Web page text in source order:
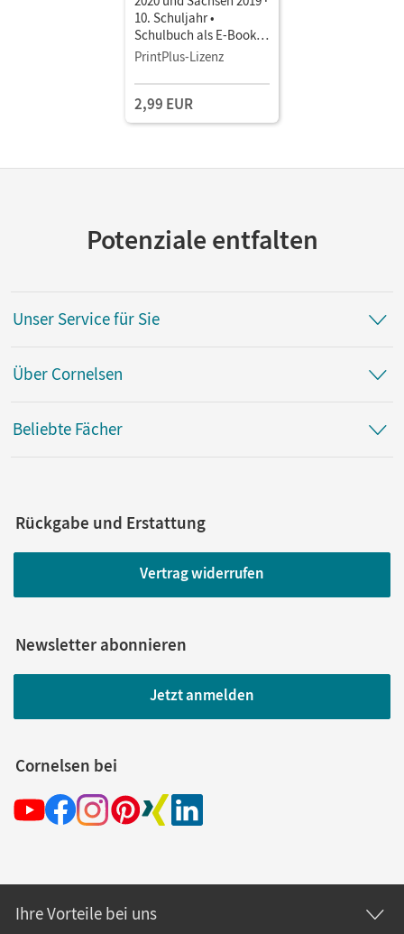
10. Schuljahr •
Schulbuch als E-Book
Mit Medien
PrintPlus-Lizenz
2,99 EUR
Potenziale entfalten
Unser Service für Sie
Über Cornelsen
Beliebte Fächer
Rückgabe und Erstattung
Vertrag widerrufen
Newsletter abonnieren
Jetzt anmelden
Cornelsen bei
Ihre Vorteile bei uns